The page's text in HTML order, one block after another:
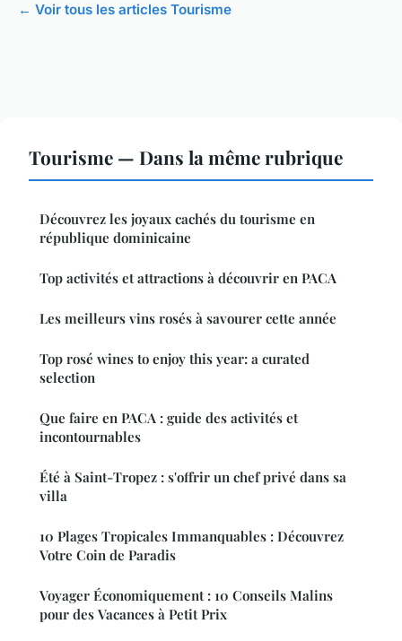
← Voir tous les articles Tourisme
Tourisme — Dans la même rubrique
Découvrez les joyaux cachés du tourisme en
république dominicaine
Top activités et attractions à découvrir en PACA
Les meilleurs vins rosés à savourer cette année
Top rosé wines to enjoy this year: a curated
selection
Que faire en PACA : guide des activités et
incontournables
Été à Saint-Tropez : s'offrir un chef privé dans sa
villa
10 Plages Tropicales Immanquables : Découvrez
Votre Coin de Paradis
Voyager Économiquement : 10 Conseils Malins
pour des Vacances à Petit Prix